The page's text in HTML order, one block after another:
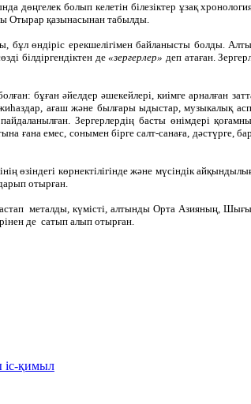
дөңгелек болып келетін білезіктер ұзақ
Отырар қазынасынан табылды.
бұл өндіріс ерекшелігімен байланысты болды.
білдіргендіктен де«зергерлер» деп атаған.
бұған әйелдер әшекейлері, киімге арналған
ағаш және былғары ыдыстар, музыкалық
Зергерлердің басты өнімдері
ғана емес, сонымен бірге салт-санаға,
өзіндегі көрнектілігінде және мүсіндік
отырған.
металды, күмісті, алтынды Орта Азияның,
де сатып алып отырған.
іс-қимыл